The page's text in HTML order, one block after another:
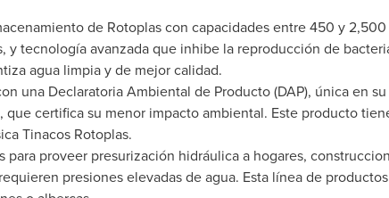
de Rotoplas con capacidades entre 450 y
y tecnología avanzada que inhibe la reproducción de
agua limpia y de mejor calidad.
una Declaratoria Ambiental de Producto (DAP), única en
certifica su menor impacto ambiental. Este producto
Tinacos Rotoplas.
para proveer presurización hidráulica a hogares,
presiones elevadas de agua. Esta línea de